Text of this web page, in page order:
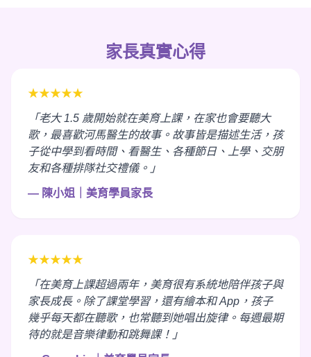
家長真實心得
★★★★★
「老大 1.5 歲開始就在美育上課，在家也會要聽大
歌，最喜歡河馬醫生的故事。故事皆是描述生活，孩
子從中學到看時間、看醫生、各種節日、上學、交朋
友和各種排隊社交禮儀。」
— 陳小姐｜美育學員家長
★★★★★
「在美育上課超過兩年，美育很有系統地陪伴孩子與
家長成長。除了課堂學習，還有繪本和 App，孩子
幾乎每天都在聽歌，也常聽到她唱出旋律。每週最期
待的就是音樂律動和跳舞課！」